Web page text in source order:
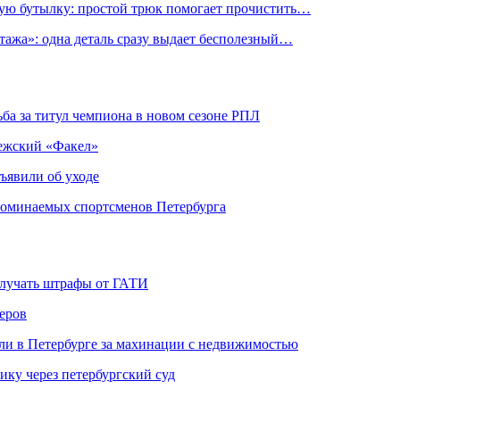
бутылку: простой трюк помогает прочистить…
одна деталь сразу выдает бесполезный…
за титул чемпиона в новом сезоне РПЛ
«Факел»
об уходе
спортсменов Петербурга
штрафы от ГАТИ
в Петербурге за махинации с недвижимостью
через петербургский суд